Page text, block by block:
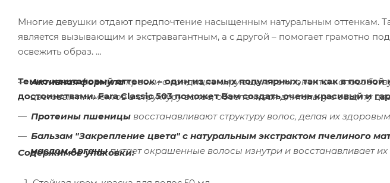
Многие девушки отдают предпочтение насыщенным натуральным оттенкам.
является вызывающим и экстравагантным, а с другой – помогает грамотно
освежить образ.
Темно-каштановый оттенок – один из самых популярных, так как в
достоинствами. Fara Classic 503 поможет Вам создать очень красивый и
Активная формулакраски с кондиционирующим компонентом
цветовых пигментов в структуру волос, обеспечивая длительную защиту
Протеины пшеницы восстанавливают структуру волос, делая их
Бальзам "Закрепление цвета" с натуральным экстрактом пчелиного
маслом Арганыпитает окрашенные волосы изнутри и восстанавливает их
Содержимое упаковки: